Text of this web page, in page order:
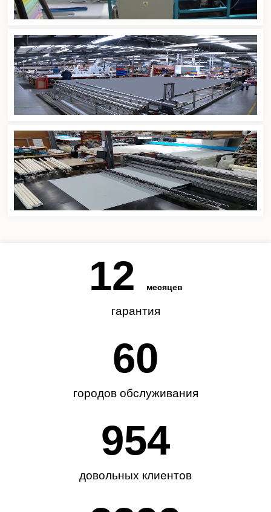
гарантия
12 месяцев
городов обслуживания
62
довольных клиентов
985